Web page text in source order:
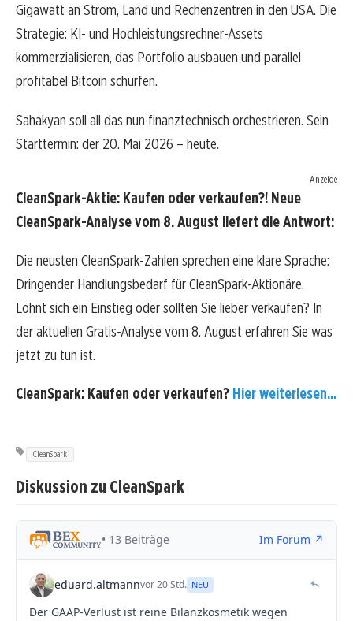
Gigawatt an Strom, Land und Rechenzentren in den USA. Die
Strategie: KI- und Hochleistungsrechner-Assets
kommerzialisieren, das Portfolio ausbauen und parallel
profitabel Bitcoin schürfen.
Sahakyan soll all das nun finanztechnisch orchestrieren. Sein
Starttermin: der 20. Mai 2026 – heute.
Anzeige
CleanSpark-Aktie: Kaufen oder verkaufen?! Neue
CleanSpark-Analyse vom 8. August liefert die Antwort:
Die neusten CleanSpark-Zahlen sprechen eine klare Sprache:
Dringender Handlungsbedarf für CleanSpark-Aktionäre.
Lohnt sich ein Einstieg oder sollten Sie lieber verkaufen? In
der aktuellen Gratis-Analyse vom 8. August erfahren Sie was
jetzt zu tun ist.
CleanSpark: Kaufen oder verkaufen? Hier weiterlesen...
CleanSpark
Diskussion zu CleanSpark